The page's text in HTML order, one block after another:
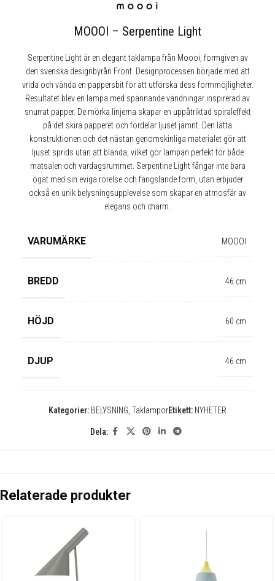
MOOOI – Serpentine Light
Serpentine Light är en elegant taklampa från Moooi, formgiven av
den svenska designbyrån Front. Designprocessen började med att
vrida och vända en pappersbit för att utforska dess formmöjligheter.
Resultatet blev en lampa med spännande vändningar inspirerad av
snurrat papper. De mörka linjerna skapar en uppåtriktad spiraleffekt
på det skira papperet och fördelar ljuset jämnt. Den lätta
konstruktionen och det nästan genomskinliga materialet gör att
ljuset sprids utan att blända, vilket gör lampan perfekt för både
matsalen och vardagsrummet. Serpentine Light fångar inte bara
ögat med sin eviga rörelse och fängslande form, utan erbjuder
också en unik belysningsupplevelse som skapar en atmosfär av
elegans och charm.
VARUMÄRKE MOOOI
BREDD 46 cm
HÖJD 60 cm
DJUP 46 cm
Kategorier: BELYSNING, TaklamporEtikett: NYHETER
Dela:
Relaterade produkter